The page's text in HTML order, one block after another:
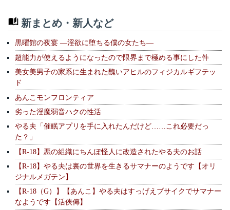
新まとめ・新人など
黒曜館の夜宴 —淫欲に堕ちる僕の女たち—
超能力が使えるようになったので限界まで極める事にした件
美女美男子の家系に生まれた醜いアヒルのフィジカルギフテッ
ド
あんこモンフロンティア
劣った淫魔弱音ハクの性活
やる夫「催眠アプリを手に入れたんだけど……これ必要だっ
た？」
【R-18】悪の組織にちんぽ怪人に改造されたやる夫のお話
【R-18】やる夫は裏の世界を生きるサマナーのようです【オリ
ジナルメガテン】
【R-18（G）】【あんこ】やる夫はすっげえブサイクでサマナー
なようです【活俠傳】